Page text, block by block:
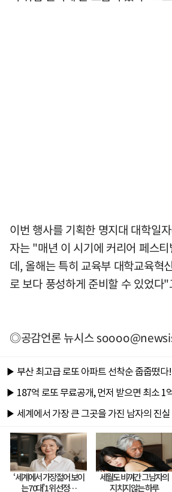
이번 행사를 기획한 명지대 대학일
자는 "매년 이 시기에 커리어 페스
데, 올해는 특히 교육부 대학교육혁
로 보다 풍성하게 준비할 수 있었다
◎공감언론 뉴시스